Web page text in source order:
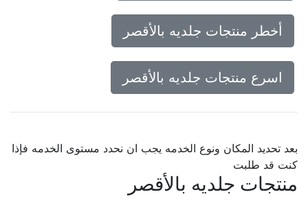
أخطر منتجات جلديه بالأقصر
اسرع منتجات جلديه بالأقصر
بعد تحديد المكان ونوع الخدمه يجب ان نحدد مستوى الخدمه فإذا
كنت قد طلبت
منتجات جلديه بالأقصر